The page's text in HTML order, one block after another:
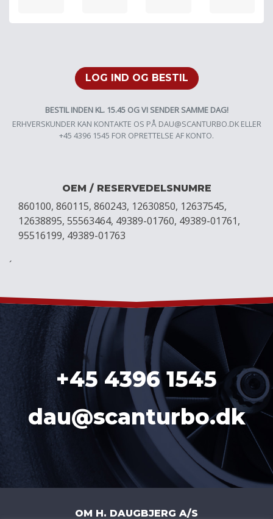
LOG IND OG BESTIL
BESTIL INDEN KL. 15.45 OG VI SENDER SAMME DAG!
ERHVERSKUNDER KAN KONTAKTE OS PÅ DAU@SCANTURBO.DKELLER
+45 4396 1545 FOR OPRETTELSE AF KONTO.
OEM / RESERVEDELSNUMRE
860100, 860115, 860243, 12630850, 12637545,
12638895, 55563464, 49389-01760, 49389-01761,
95516199, 49389-01763
´
+45 4396 1545
dau@scanturbo.dk
OM H. DAUGBJERG A/S